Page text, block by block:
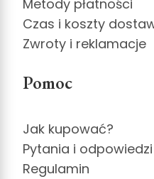
Metody płatności
Czas i koszty
Zwroty i reklamacje
Pomoc
Jak kupować?
Pytania i odpowiedzi
Regulamin